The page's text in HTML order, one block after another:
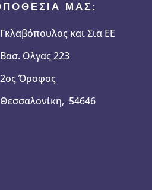
ΜΑΣ:
Γκλαβόπουλος και Σια ΕΕ
Βασ. Ολγας 223
2ος Όροφος
Θεσσαλονίκη, 54646